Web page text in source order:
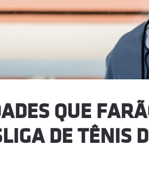
QUE
DE TÊNIS